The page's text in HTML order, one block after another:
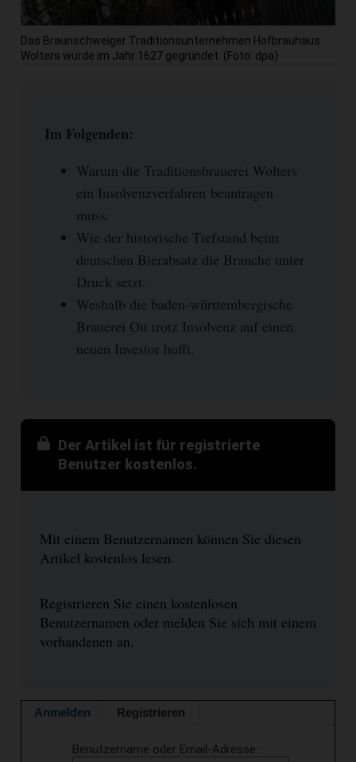
Das Braunschweiger Traditionsunternehmen Hofbrauhaus
Wolters wurde im Jahr 1627 gegründet. (Foto: dpa)
Im Folgenden:
Warum die Traditionsbrauerei Wolters
ein Insolvenzverfahren beantragen
muss.
Wie der historische Tiefstand beim
deutschen Bierabsatz die Branche unter
Druck setzt.
Weshalb die baden-württembergische
Brauerei Ott trotz Insolvenz auf einen
neuen Investor hofft.
Der Artikel ist für registrierte
Benutzer kostenlos.
Mit einem Benutzernamen können Sie diesen
Artikel kostenlos lesen.
Registrieren Sie einen kostenlosen
Benutzernamen oder melden Sie sich mit einem
vorhandenen an.
Anmelden Registrieren
Benutzername oder Email-Adresse